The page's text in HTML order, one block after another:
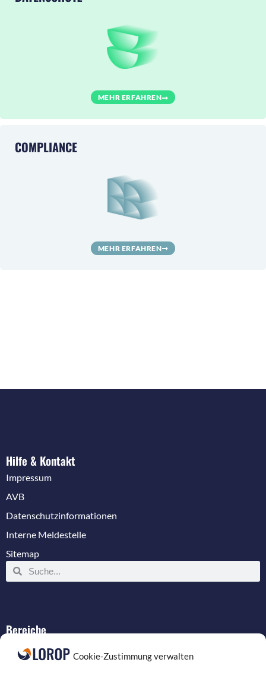
Cookie-Zustimmung verwalten
MEHR ERFAHREN
COMPLIANCE
MEHR ERFAHREN
Bereiche
Verkabelung
Hilfe & Kontakt
Impressum
AVB
Datenschutzinformationen
Interne Meldestelle
Sitemap